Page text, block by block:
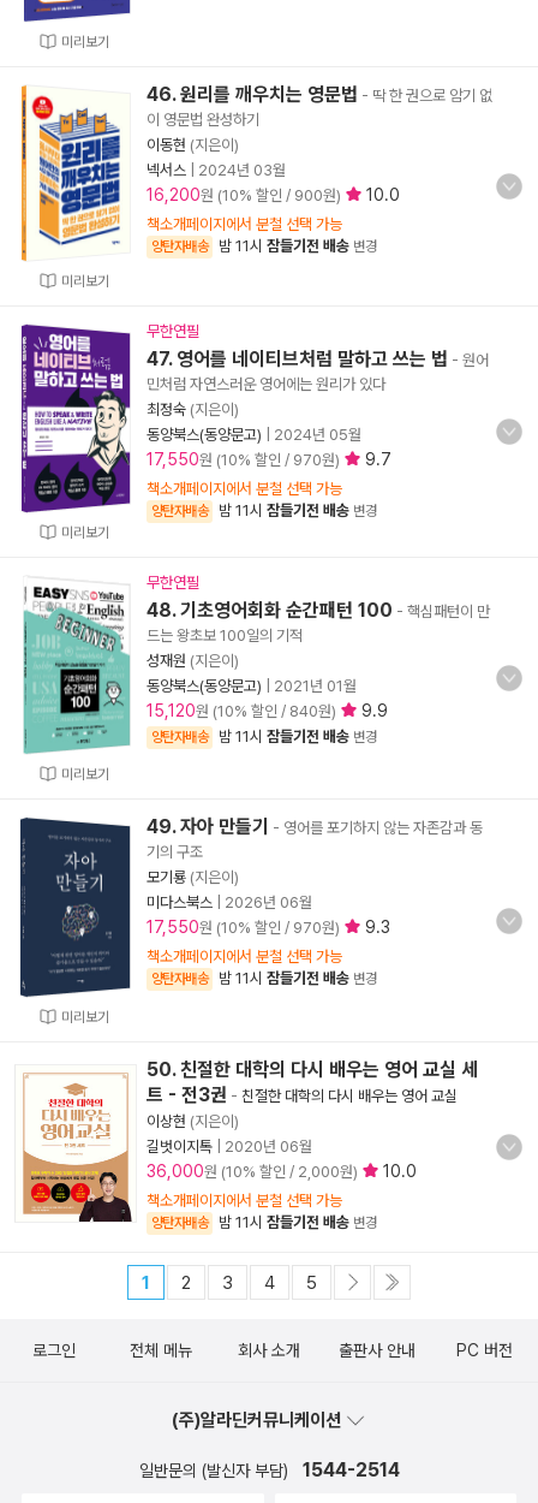
미리보기
미리보기
46. 원리를 깨우치는 영문법 - 딱 한 권으로 암기 없
이 영문법 완성하기
이동현 (지은이)
넥서스
2024년 03월
16,200원 (10% 할인 / 900원) 10.0
책소개페이지에서 분철 선택 가능
양탄자배송 밤 11시 잠들기전 배송 변경
미리보기
무한연필
47. 영어를 네이티브처럼 말하고 쓰는 법 - 원어
민처럼 자연스러운 영어에는 원리가 있다
최정숙 (지은이)
동양북스(동양문고)
2024년 05월
17,550원 (10% 할인 / 970원) 9.7
책소개페이지에서 분철 선택 가능
양탄자배송 밤 11시 잠들기전 배송 변경
미리보기
무한연필
48. 기초영어회화 순간패턴 100 - 핵심패턴이 만
드는 왕초보 100일의 기적
성재원 (지은이)
동양북스(동양문고)
2021년 01월
15,120원 (10% 할인 / 840원) 9.9
양탄자배송 밤 11시 잠들기전 배송 변경
미리보기
49. 자아 만들기
- 영어를 포기하지 않는 자존감과 동
기의 구조
모기룡 (지은이)
미다스북스
2026년 06월
17,550원 (10% 할인 / 970원) 9.3
책소개페이지에서 분철 선택 가능
양탄자배송 밤 11시 잠들기전 배송 변경
50. 친절한 대학의 다시 배우는 영어 교실 세
트 - 전3권 - 친절한 대학의 다시 배우는 영어 교실
이상현 (지은이)
길벗이지톡
2020년 06월
36,000원 (10% 할인 / 2,000원) 10.0
책소개페이지에서 분철 선택 가능
양탄자배송 밤 11시 잠들기전 배송 변경
1 2 3 4 5
로그인 전체 메뉴 회사 소개 출판사 안내 PC 버전
(주)알라딘커뮤니케이션
일반문의 (발신자 부담) 1544-2514